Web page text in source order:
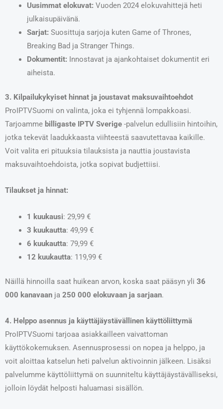
Uusimmat elokuvat: Vuoden 2024 elokuvahittejä heti
julkaisupäivänä.
Sarjat: Suosittuja sarjoja kuten Game of Thrones,
Breaking Bad ja Stranger Things.
Dokumentit: Innostavat ja ajankohtaiset dokumentit eri
aiheista.
3. Kilpailukykyiset hinnat ja joustavat maksuvaihtoehdot
ProIPTVSuomi on valinta, joka ei tyhjennä lompakkoasi.
Tarjoamme billigaste IPTV Sverige -palvelun edullisiin hintoihin,
jotka tekevät laadukkaasta viihteestä saavutettavaa kaikille.
Voit valita eri pituuksia tilauksista ja nauttia joustavista
maksuvaihtoehdoista, jotka sopivat budjettiisi.
Tilaukset ja hinnat:
1 kuukausi: 29,99 €
3 kuukautta: 49,99 €
6 kuukautta: 79,99 €
12 kuukautta: 119,99 €
Näillä hinnoilla saat huikean arvon, koska saat pääsyn yli 36
000 kanavaan ja 250 000 elokuvaan ja sarjaan.
4. Helppo asennus ja käyttäjäystävällinen käyttöliittymä
ProIPTVSuomi tarjoaa asiakkailleen vaivattoman
käyttökokemuksen. Asennusprosessi on nopea ja helppo, ja
voit aloittaa katselun heti palvelun aktivoinnin jälkeen. Lisäksi
palvelumme käyttöliittymä on suunniteltu käyttäjäystävälliseksi,
jolloin löydät helposti haluamasi sisällön.